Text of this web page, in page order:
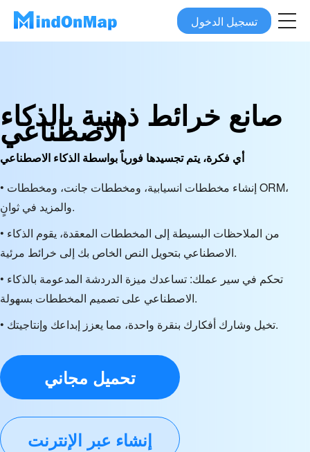
تسجيل الدخول
صانع خرائط ذهنية بالذكاء
الاصطناعي
أي فكرة، يتم تجسيدها فورياً بواسطة الذكاء الاصطناعي
• إنشاء مخططات انسيابية، ومخططات جانت، ومخططات ORM،
والمزيد في ثوانٍ.
• من الملاحظات البسيطة إلى المخططات المعقدة، يقوم الذكاء
الاصطناعي بتحويل النص الخاص بك إلى خرائط مرئية.
• تحكم في سير عملك: تساعدك ميزة الدردشة المدعومة بالذكاء
الاصطناعي على تصميم المخططات بسهولة.
• تخيل وشارك أفكارك بنقرة واحدة، مما يعزز إبداعك وإنتاجيتك.
تحميل مجاني
إنشاء عبر الإنترنت